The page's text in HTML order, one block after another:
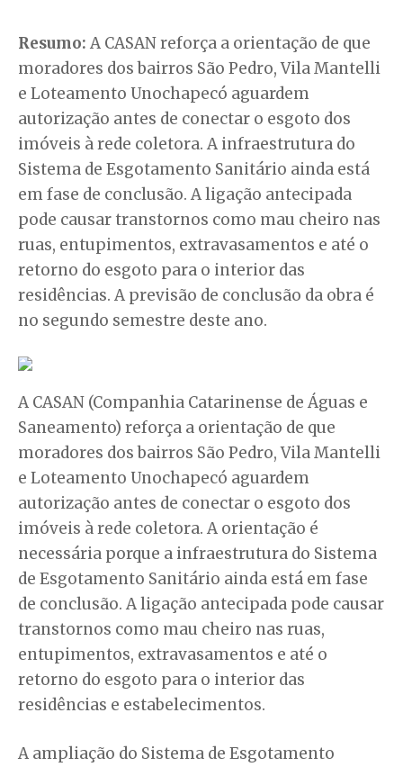
Resumo: A CASAN reforça a orientação de que
moradores dos bairros São Pedro, Vila Mantelli
e Loteamento Unochapecó aguardem
autorização antes de conectar o esgoto dos
imóveis à rede coletora. A infraestrutura do
Sistema de Esgotamento Sanitário ainda está
em fase de conclusão. A ligação antecipada
pode causar transtornos como mau cheiro nas
ruas, entupimentos, extravasamentos e até o
retorno do esgoto para o interior das
residências. A previsão de conclusão da obra é
no segundo semestre deste ano.
A CASAN (Companhia Catarinense de Águas e
Saneamento) reforça a orientação de que
moradores dos bairros São Pedro, Vila Mantelli
e Loteamento Unochapecó aguardem
autorização antes de conectar o esgoto dos
imóveis à rede coletora. A orientação é
necessária porque a infraestrutura do Sistema
de Esgotamento Sanitário ainda está em fase
de conclusão. A ligação antecipada pode causar
transtornos como mau cheiro nas ruas,
entupimentos, extravasamentos e até o
retorno do esgoto para o interior das
residências e estabelecimentos.
A ampliação do Sistema de Esgotamento